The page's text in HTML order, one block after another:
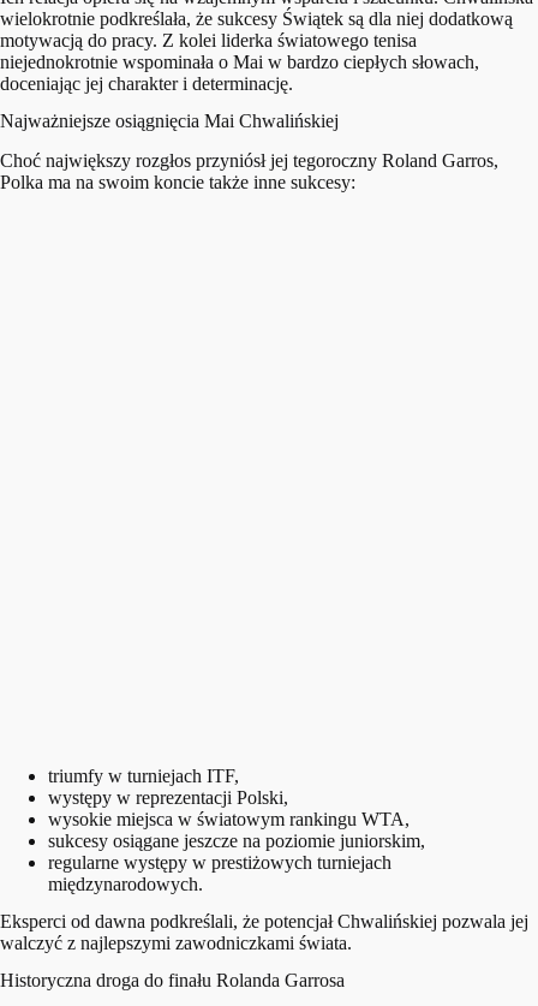
wielokrotnie podkreślała, że sukcesy Świątek są dla niej dodatkową
motywacją do pracy. Z kolei liderka światowego tenisa
niejednokrotnie wspominała o Mai w bardzo ciepłych słowach,
doceniając jej charakter i determinację.
Najważniejsze osiągnięcia Mai Chwalińskiej
Choć największy rozgłos przyniósł jej tegoroczny Roland Garros,
Polka ma na swoim koncie także inne sukcesy:
triumfy w turniejach ITF,
występy w reprezentacji Polski,
wysokie miejsca w światowym rankingu WTA,
sukcesy osiągane jeszcze na poziomie juniorskim,
regularne występy w prestiżowych turniejach
międzynarodowych.
Eksperci od dawna podkreślali, że potencjał Chwalińskiej pozwala jej
walczyć z najlepszymi zawodniczkami świata.
Historyczna droga do finału Rolanda Garrosa